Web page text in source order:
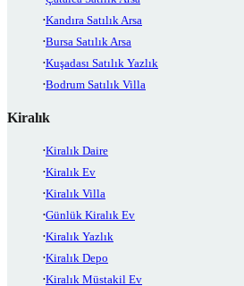
Kandıra Satılık Arsa
Bursa Satılık Arsa
Kuşadası Satılık Yazlık
Bodrum Satılık Villa
Kiralık
Kiralık Daire
Kiralık Ev
Kiralık Villa
Günlük Kiralık Ev
Kiralık Yazlık
Kiralık Depo
Kiralık Müstakil Ev